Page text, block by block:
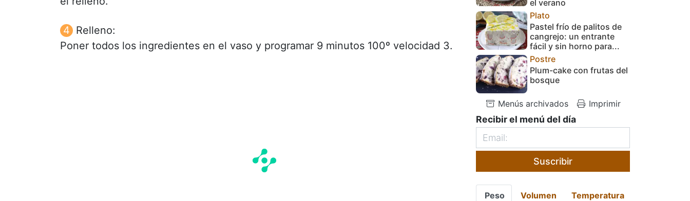
Relleno:
Poner todos los ingredientes en el vaso y programar 9 minutos 100º velocidad 3.
el verano
Plato
Pastel frío de palitos de
cangrejo: un entrante
fácil y sin horno para...
Postre
Plum-cake con frutas del
bosque
Menús archivados Imprimir
Recibir el menú del día
Suscribir
Peso Volumen Temperatura